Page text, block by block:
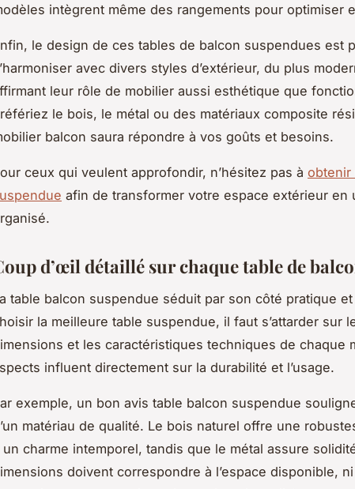
intègrent même des rangements pour optimiser
le design de ces tables de balcon suspendues est
avec divers styles d’extérieur, du plus
leur rôle de mobilier aussi esthétique que
le bois, le métal ou des matériaux composite
balcon saura répondre à vos goûts et besoins.
ceux qui veulent approfondir, n’hésitez pas à obtenir
afin de transformer votre espace extérieur en
d’œil détaillé sur chaque table de
table balcon suspendue séduit par son côté pratique
la meilleure table suspendue, il faut s’attarder sur
et les caractéristiques techniques de chaque
influent directement sur la durabilité et l’usage.
exemple, un bon avis table balcon suspendue
matériau de qualité. Le bois naturel offre une
un charme intemporel, tandis que le métal assure
doivent correspondre à l’espace disponible,